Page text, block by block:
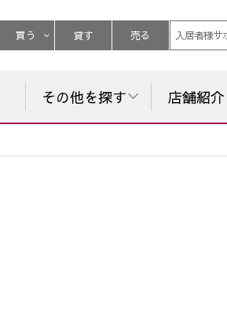
買う 貸す 売る 入居者様サ
その他を探す 店舗紹介